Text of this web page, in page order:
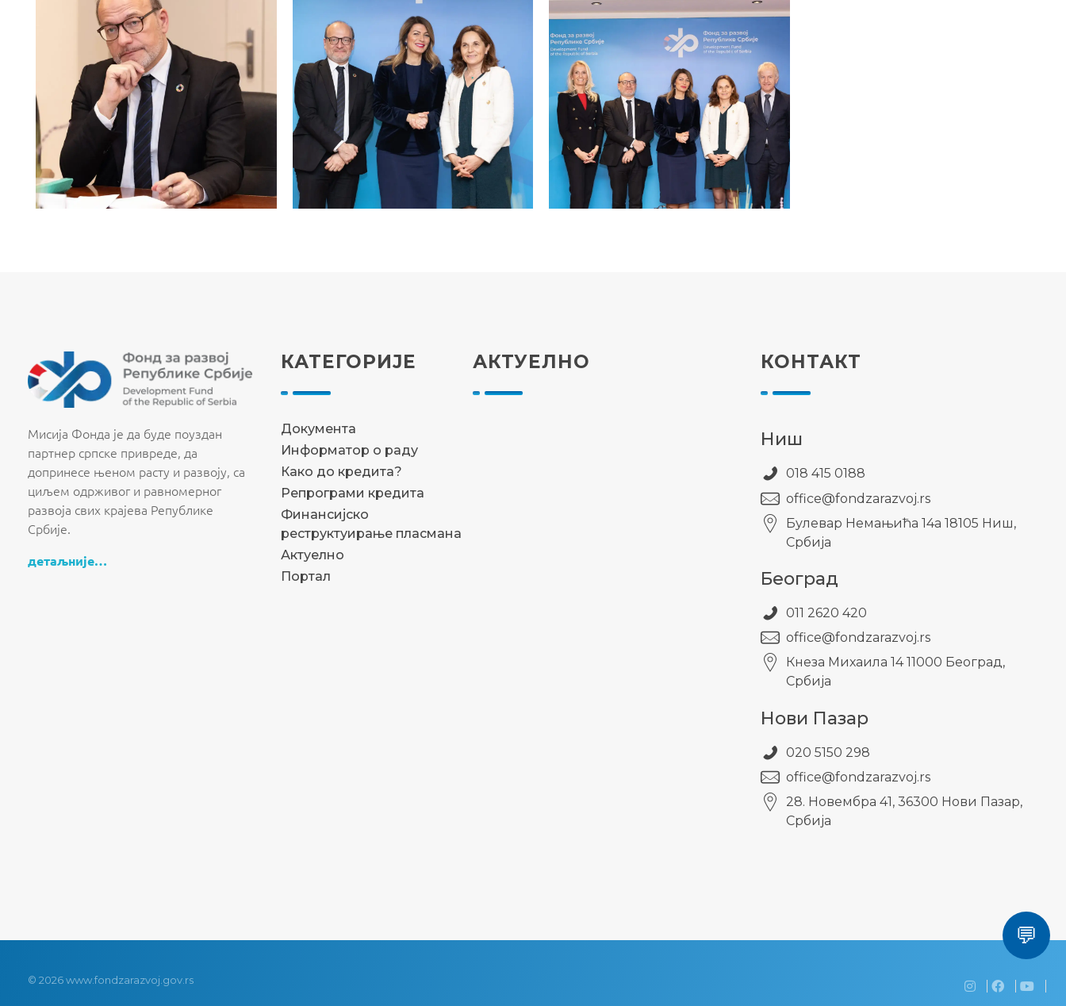
Мисија Фонда је да буде поуздан
партнер српске привреде, да
допринесе њеном расту и развоју, са
циљем одрживог и равномерног
развоја свих крајева Републике
Србије.
детаљније…
КАТЕГОРИЈЕ
Документа
Информатор о раду
Како до кредита?
Репрограми кредита
Финансијско
реструктуирање пласмана
Актуелно
Портал
АКТУЕЛНО КОНТАКТ
Ниш
018 415 0188
office@fondzarazvoj.rs
Булевар Немањића 14а 18105 Ниш,
Србија
Београд
011 2620 420
office@fondzarazvoj.rs
Кнезa Михаила 14 11000 Београд,
Србија
Нови Пазар
020 5150 298
office@fondzarazvoj.rs
28. Новембра 41, 36300 Нови Пазар,
Србија
© 2026 www.fondzarazvoj.gov.rs
💬